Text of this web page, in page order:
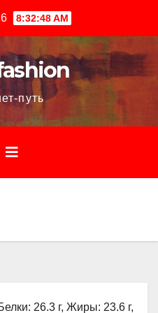
8:32:49 AM
путь
26.3 г, Жиры: 23.6 г,